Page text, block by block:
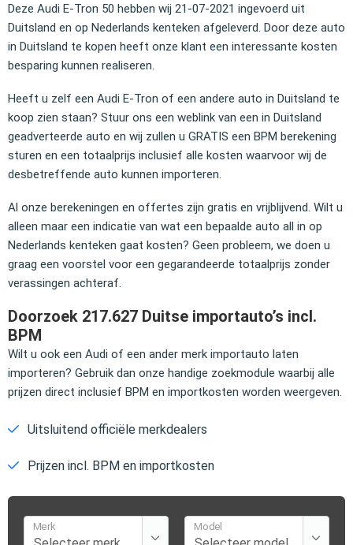
Deze Audi E-Tron 50 hebben wij 21-07-2021 ingevoerd uit
Duitsland en op Nederlands kenteken afgeleverd. Door deze auto
in Duitsland te kopen heeft onze klant een interessante kosten
besparing kunnen realiseren.
Heeft u zelf een Audi E-Tron of een andere auto in Duitsland te
koop zien staan? Stuur ons een weblink van een in Duitsland
geadverteerde auto en wij zullen u GRATIS een BPM berekening
sturen en een totaalprijs inclusief alle kosten waarvoor wij de
desbetreffende auto kunnen importeren.
Al onze berekeningen en offertes zijn gratis en vrijblijvend. Wilt u
alleen maar een indicatie van wat een bepaalde auto all in op
Nederlands kenteken gaat kosten? Geen probleem, we doen u
graag een voorstel voor een gegarandeerde totaalprijs zonder
verassingen achteraf.
Doorzoek 217.627 Duitse importauto’s incl.
BPM
Wilt u ook een Audi of een ander merk importauto laten
importeren? Gebruik dan onze handige zoekmodule waarbij alle
prijzen direct inclusief BPM en importkosten worden weergeven.
Uitsluitend officiële merkdealers
Prijzen incl. BPM en importkosten
Merk Model